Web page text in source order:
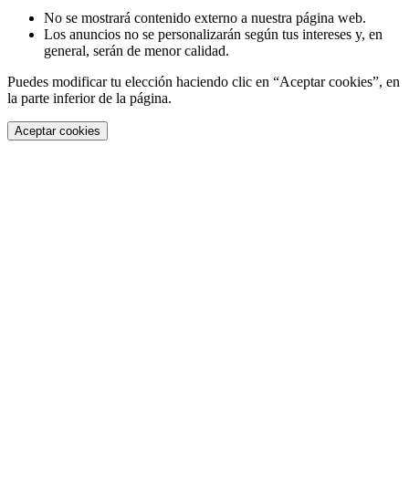
No se mostrará contenido externo a nuestra página web.
Los anuncios no se personalizarán según tus intereses y, en
general, serán de menor calidad.
Puedes modificar tu elección haciendo clic en “Aceptar cookies”, en
la parte inferior de la página.
Aceptar cookies